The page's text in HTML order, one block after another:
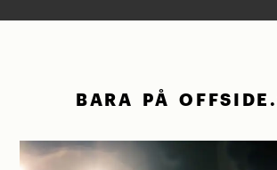
BARA PÅ